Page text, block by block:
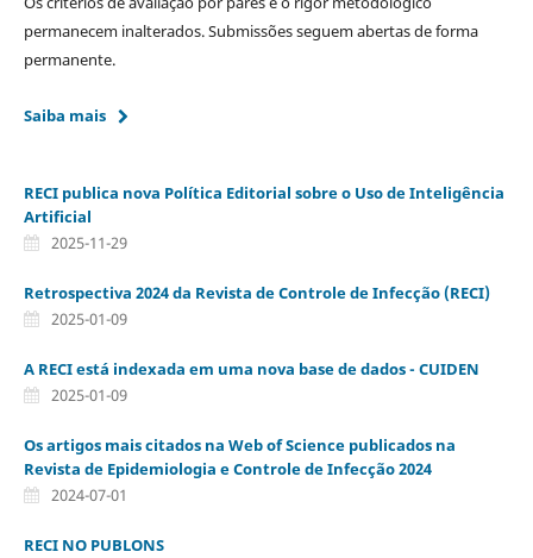
permanecem inalterados. Submissões seguem abertas de forma
permanente.
Saiba mais
RECI publica nova Política Editorial sobre o Uso de Inteligência
Artificial
2025-11-29
Retrospectiva 2024 da Revista de Controle de Infecção (RECI)
2025-01-09
A RECI está indexada em uma nova base de dados - CUIDEN
2025-01-09
Os artigos mais citados na Web of Science publicados na
Revista de Epidemiologia e Controle de Infecção 2024
2024-07-01
RECI NO PUBLONS